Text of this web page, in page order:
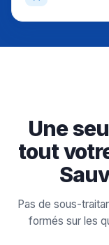
Une
tout
Pas de sous-
formés sur les